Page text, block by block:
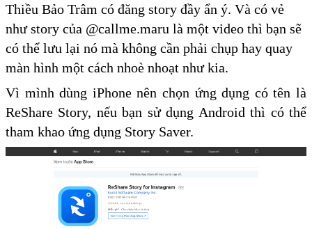
Thiều Bảo Trâm có đăng story đầy ẩn ý. Và có vẻ
như story của @callme.maru là một video thì bạn sẽ
có thể lưu lại nó mà không cần phải chụp hay quay
màn hình một cách nhoè nhoạt như kia.
Vì mình dùng iPhone nên chọn ứng dụng có tên là
ReShare Story, nếu bạn sử dụng Android thì có thể
tham khao ứng dụng Story Saver.